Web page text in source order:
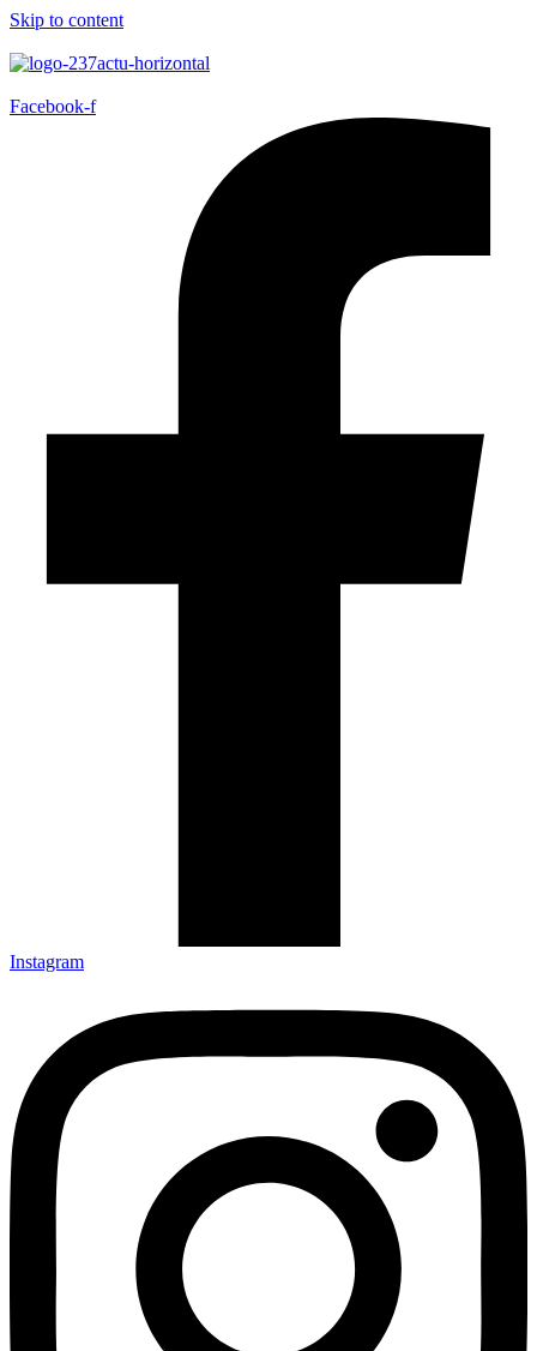
Skip to content
Facebook-f
Instagram